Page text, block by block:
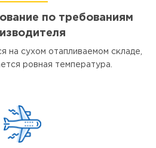
по требованиям
на сухом отапливаемом складе,
ровная температура.